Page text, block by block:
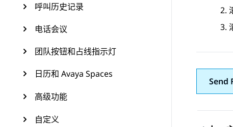
呼叫历史记录
电话会议
团队按钮和占线指示灯
日历和 Avaya Spaces
高级功能
自定义
Send